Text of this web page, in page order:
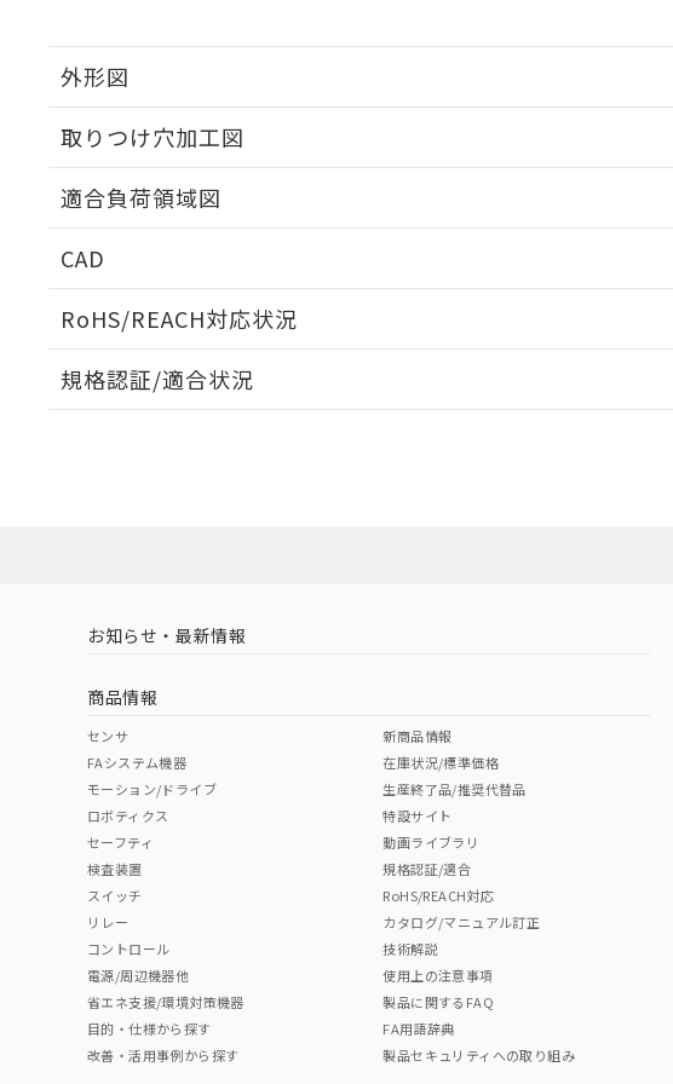
外形図
取りつけ穴加工図
適合負荷領域図
CAD
RoHS/REACH対応状況
EU RoHS 注意事項・凡例
ダウンロー
中国 RoHS 注意事項・凡例
中国 RoHS表
Pb Hg Cr(VI)
"対応済み"や非含有の記載がされた商品であっても、流通在庫等で未対応品
非含有品が必要な際は、弊社営業部門もしくは販売店へお問い合わせくださ
規格認証/適合状況
（イギリス
（ノルウェー
お知らせ・最新情報
商品情報
センサ
FAシステム機器
モーション/ドライブ
ロボティクス
セーフティ
検査装置
スイッチ
リレー
コントロール
電源/周辺機器他
省エネ支援/環境対策機器
目的・仕様から探す
改善・活用事例から探す
新商品情報
在庫状況/標準価格
生産終了品/推奨代替品
特設サイト
動画ライブラリ
規格認証/適合
RoHS/REACH対応
カタログ/マニュアル訂正
技術解説
使用上の注意事項
製品に関するFAQ
FA用語辞典
製品セキュリティへの取り組み